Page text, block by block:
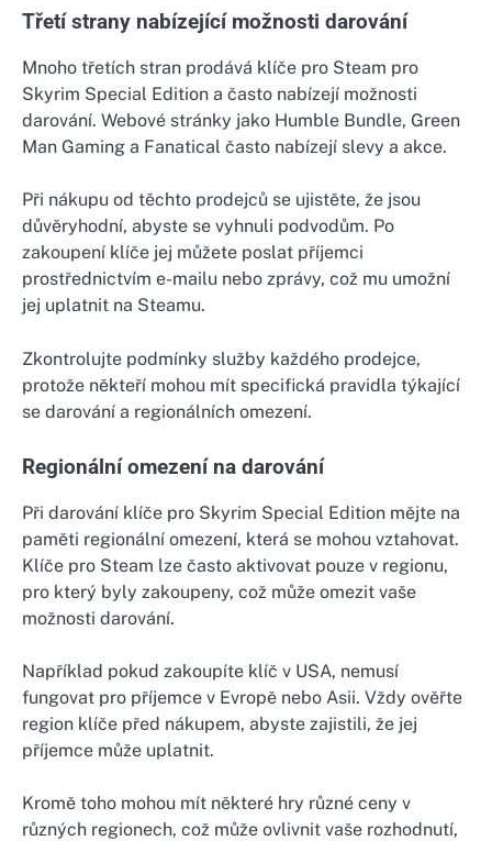
Třetí strany nabízející možnosti darování
Mnoho třetích stran prodává klíče pro Steam pro
Skyrim Special Edition a často nabízejí možnosti
darování. Webové stránky jako Humble Bundle, Green
Man Gaming a Fanatical často nabízejí slevy a akce.
Při nákupu od těchto prodejců se ujistěte, že jsou
důvěryhodní, abyste se vyhnuli podvodům. Po
zakoupení klíče jej můžete poslat příjemci
prostřednictvím e-mailu nebo zprávy, což mu umožní
jej uplatnit na Steamu.
Zkontrolujte podmínky služby každého prodejce,
protože někteří mohou mít specifická pravidla týkající
se darování a regionálních omezení.
Regionální omezení na darování
Při darování klíče pro Skyrim Special Edition mějte na
paměti regionální omezení, která se mohou vztahovat.
Klíče pro Steam lze často aktivovat pouze v regionu,
pro který byly zakoupeny, což může omezit vaše
možnosti darování.
Například pokud zakoupíte klíč v USA, nemusí
fungovat pro příjemce v Evropě nebo Asii. Vždy ověřte
region klíče před nákupem, abyste zajistili, že jej
příjemce může uplatnit.
Kromě toho mohou mít některé hry různé ceny v
různých regionech, což může ovlivnit vaše rozhodnutí,